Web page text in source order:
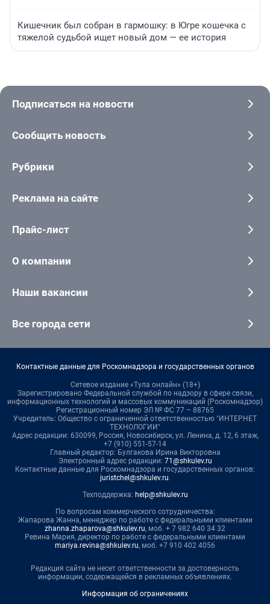
Кишечник был собран в гармошку: в Югре кошечка с
тяжелой судьбой ищет новый дом — ее история
Подписаться на новости
Сообщить новость
Рубрики
Реклама на сайте
Прайс-лист
О компании
Наши вакансии
Все города сети
Контактные данные для Роскомнадзора и государственных органов
Сетевое издание «Тула онлайн» (18+)
Зарегистрировано Федеральной службой по надзору в сфере связи,
информационных технологий и массовых коммуникаций (Роскомнадзор)
Регистрационный номер ЭЛ № ФС 77 – 88765
Учредитель: Общество с ограниченной ответственностью "ИНТЕРНЕТ
ТЕХНОЛОГИИ"
Адрес редакции: 630099, Россия, Новосибирск, ул. Ленина, д. 12, 6 этаж,
+7 (910) 551-57-14
Главный редактор: Булгакова Ирина Викторовна
Электронный адрес редакции: 71@shkulev.ru
Контактные данные для Роскомнадзора и государственных органов:
juristchel@shkulev.ru.
Техподдержка: help@shkulev.ru
По вопросам коммерческого сотрудничества:
Жапарова Жанна, менеджер по работе с федеральными клиентами
zhanna.zhaparova@shkulev.ru, моб. + 7 982 640 34 32
Ревина Мария, директор по работе с федеральными клиентами
mariya.revina@shkulev.ru, моб. +7 910 402 4056
Редакция сайта не несет ответственности за достоверность
информации, содержащейся в рекламных объявлениях.
Информация об ограничениях